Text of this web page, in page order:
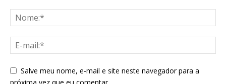
Salve meu nome, e-mail e site neste navegador para a
próxima vez que eu comentar.